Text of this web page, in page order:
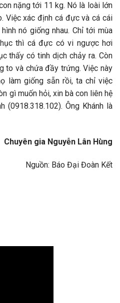
nặng tới 11 kg. Nó là loài lớn
Việc xác định cá đực và cá cái
nó giống nhau. Chỉ tới mùa
thì cá đực có vi ngược hơi
thấy có tinh dịch chảy ra. Còn
to và chứa đầy trứng. Việc này
làm giống sẵn rồi, ta chỉ việc
gì muốn hỏi, xin bà con liên hệ
(0918.318.102). Ông Khánh là
Chuyên gia Nguyễn Lân Hùng
Nguồn: Báo Đại Đoàn Kết